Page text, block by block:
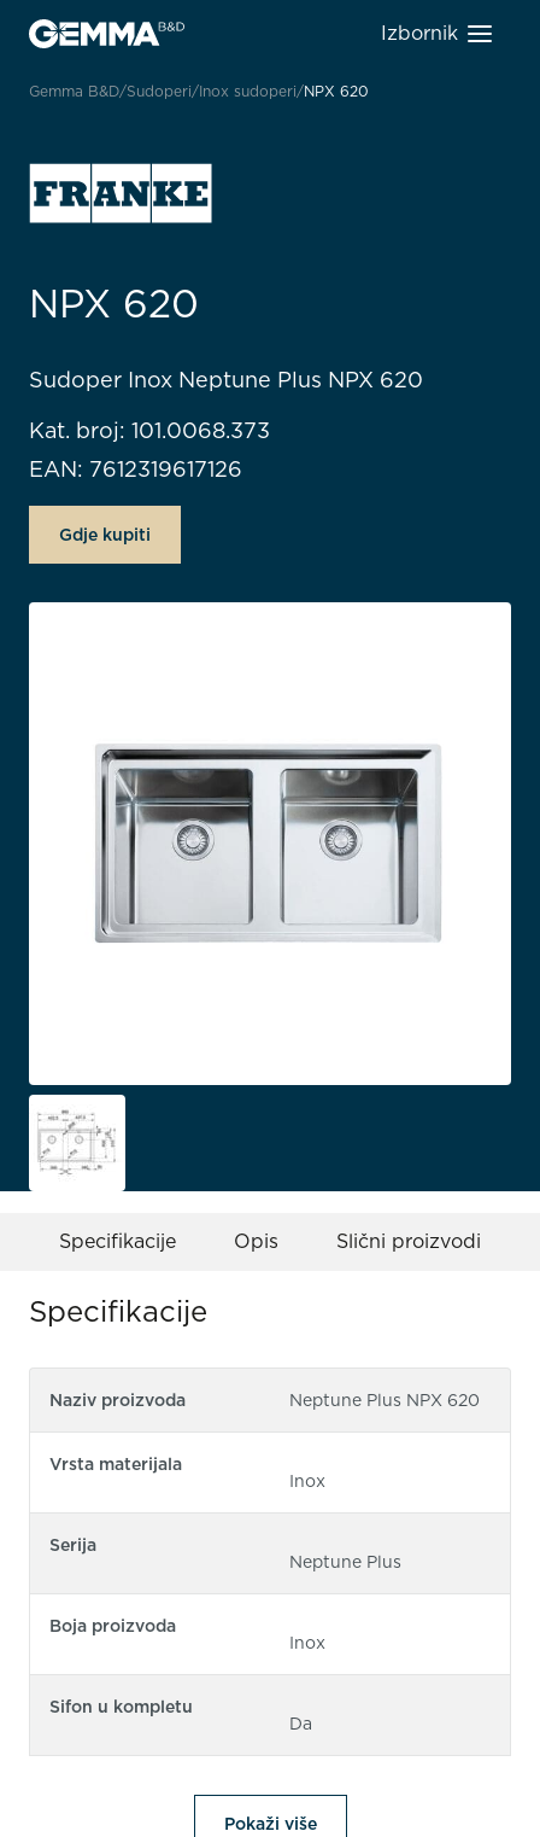
Izbornik
Gemma B&D Sudoperi Inox sudoperi NPX 620
NPX 620
Sudoper Inox Neptune Plus NPX 620
Kat. broj: 101.0068.373
EAN: 7612319617126
Gdje kupiti
Specifikacije Opis Slični proizvodi
Specifikacije
Naziv proizvoda Neptune Plus NPX 620
Vrsta materijala
Inox
Serija
Neptune Plus
Boja proizvoda
Inox
Sifon u kompletu
Da
Pokaži više